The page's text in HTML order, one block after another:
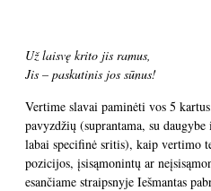
Už laisvę krito jis ramus,
Jis – paskutinis jos sūnus!
Vertime slavai paminėti vos 5
pavyzdžių (suprantama, su
labai specifinė sritis), kaip vertimo
pozicijos, įsisąmonintų ar
esančiame straipsnyje Iešmantas